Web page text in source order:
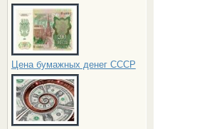
Цена бумажных денег СССР